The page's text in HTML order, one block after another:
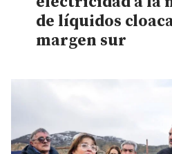
de líquidos
margen sur